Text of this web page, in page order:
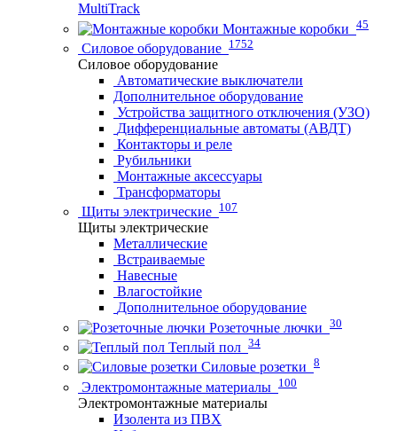
MultiTrack
Монтажные коробки 45
Силовое оборудование 1752
Силовое оборудование
Автоматические выключатели
Дополнительное оборудование
Устройства защитного отключения (УЗО)
Дифференциальные автоматы (АВДТ)
Контакторы и реле
Рубильники
Монтажные аксессуары
Трансформаторы
Щиты электрические 107
Щиты электрические
Металлические
Встраиваемые
Навесные
Влагостойкие
Дополнительное оборудование
Розеточные лючки 30
Теплый пол 34
Силовые розетки 8
Электромонтажные материалы 100
Электромонтажные материалы
Изолента из ПВХ